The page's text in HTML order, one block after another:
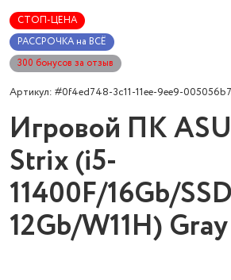
СТОП-ЦЕНА
РАССРОЧКА на ВСЁ
300 бонусов за отзыв
Артикул: #0f4ed748-3c11-11ee-9ee9-
Игровой ПК
Strix (i5-
11400F/16Gb/
12Gb/W11H) Gray